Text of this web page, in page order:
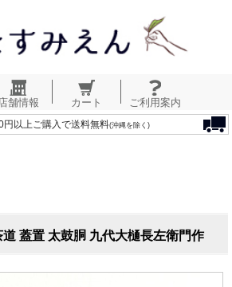
舗情報 カート ご利用案内
以上ご購入で送料無料(沖縄を除く)
道 蓋置 太鼓胴 九代大樋長左衛門作